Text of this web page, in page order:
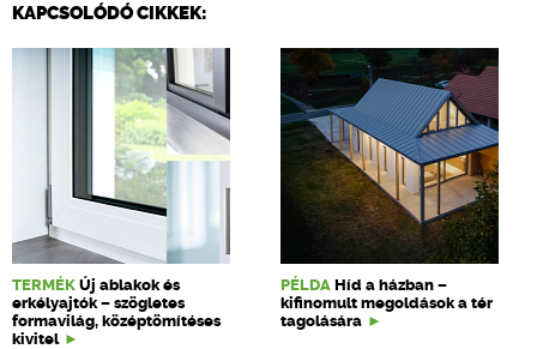
KAPCSOLÓDÓ CIKKEK:
TERMÉK Új ablakok és
erkélyajtók – szögletes
formavilág, középtömítéses
kivitel
PÉLDA Híd a házban –
kifinomult megoldások a tér
tagolására